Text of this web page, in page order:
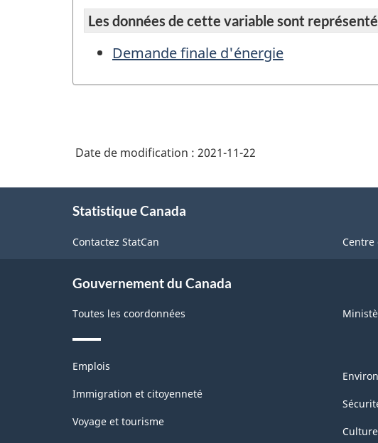
Les données de cette variable sont
Demande finale d'énergie
Date de modification : 2021-11-22
Statistique Canada
Contactez StatCan Centre
Gouvernement du Canada
Toutes les coordonnées
Thèmes
sujets
Emplois
Immigration et citoyenneté
Voyage et tourisme